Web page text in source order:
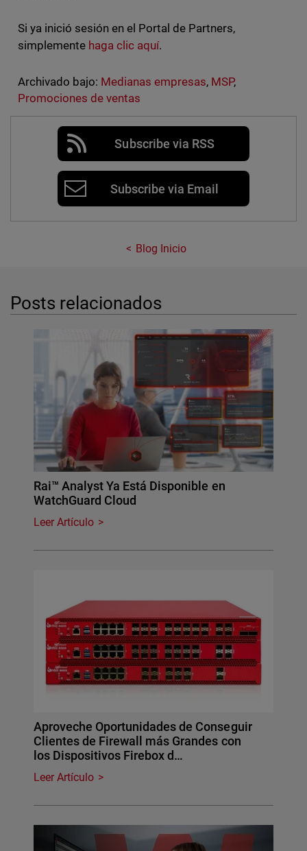
Si ya inició sesión en el Portal de Partners,
simplemente haga clic aquí.
Archivado bajo: Medianas empresas, MSP,
Promociones de ventas
Subscribe via RSS
Subscribe via Email
Blog Inicio
Posts relacionados
Rai™ Analyst Ya Está Disponible en
WatchGuard Cloud
Leer Artículo
Aproveche Oportunidades de Conseguir
Clientes de Firewall más Grandes con
los Dispositivos Firebox d…
Leer Artículo